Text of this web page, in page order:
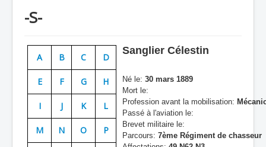
Chronologie
Escadrilles
Organisation
Avions
Personnels
Doctrines
-S-
A B C D
E F G H
I J K L
M N O P
Sanglier Célestin
Né le: 30 mars 1889
Mort le:
Profession avant la mobilisation:
Passé à l'aviation le:
Brevet militaire le:
Parcours: 7ème Régiment de chasseur